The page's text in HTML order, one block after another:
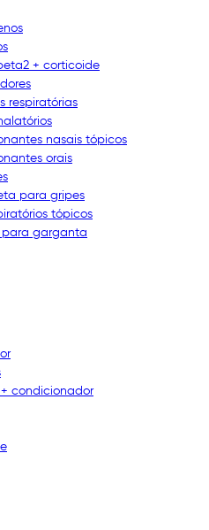
+ corticoide
respiratórias
nasais tópicos
orais
para gripes
tópicos
para garganta
condicionador